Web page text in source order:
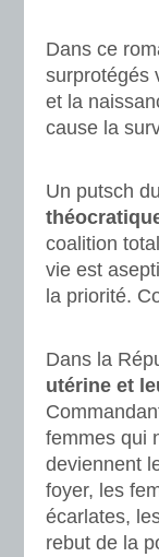
Dans ce
surprotégés
et la
cause la
Un putsch
coalition
vie est
la priorité.
Dans la
utérine et
femmes qui
deviennent
foyer, les
écarlates,
rebut de la